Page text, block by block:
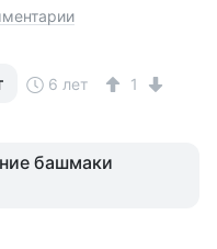
6 лет 1
башмаки